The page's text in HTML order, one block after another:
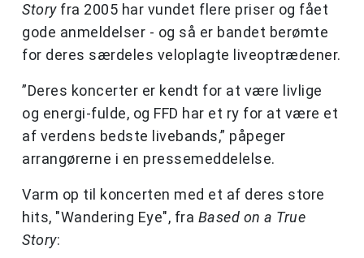
Storyfra 2005 har vundet flere priser og fået
gode anmeldelser - og så er bandet berømte
for deres særdeles veloplagte liveoptrædener.
”Deres koncerter er kendt for at være livlige
og energi-fulde, og FFD har et ry for at være et
af verdens bedste livebands,” påpeger
arrangørerne i en pressemeddelelse.
Varm op til koncerten med et af deres store
hits, "Wandering Eye", fra Based on a True
Story: